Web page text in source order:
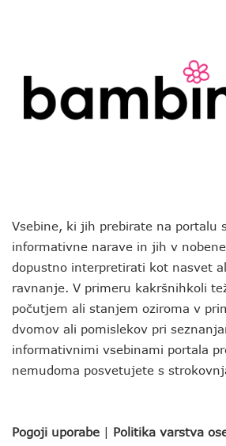
Vsebine, ki jih prebirate na portalu
informativne narave in jih v
dopustno interpretirati kot nasvet
ravnanje. V primeru kakršnihkoli
počutjem ali stanjem oziroma v
dvomov ali pomislekov pri
informativnimi vsebinami portala
nemudoma posvetujete s
Pogoji uporabe | Politika varstva